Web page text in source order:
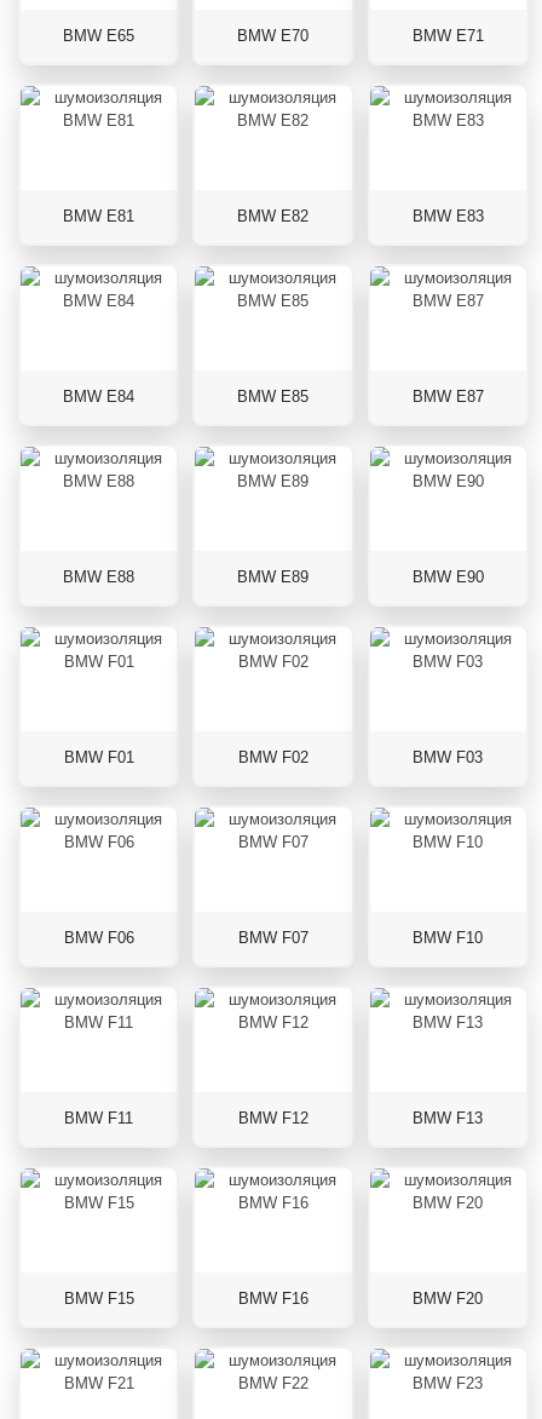
BMW E65 BMW E70 BMW E71
BMW E81 BMW E82 BMW E83
BMW E84 BMW E85 BMW E87
BMW E88 BMW E89 BMW E90
BMW F01 BMW F02 BMW F03
BMW F06 BMW F07 BMW F10
BMW F11 BMW F12 BMW F13
BMW F15 BMW F16 BMW F20